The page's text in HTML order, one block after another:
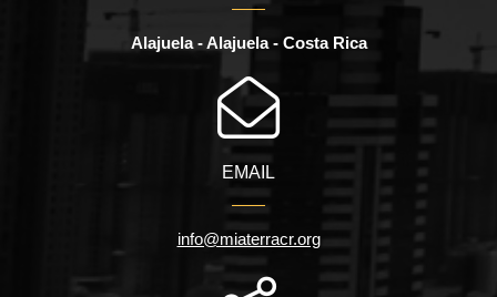
Alajuela - Alajuela - Costa Rica
EMAIL
info@miaterracr.org